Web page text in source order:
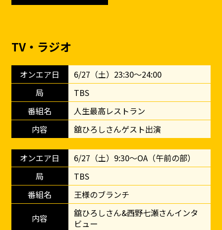
TV・ラジオ
6/27（土）23:30〜24:00
TBS
人生最高レストラン
舘ひろしさんゲスト出演
6/27（土）9:30〜OA（午前の部）
TBS
王様のブランチ
舘ひろしさん&西野七瀬さんインタ
ビュー